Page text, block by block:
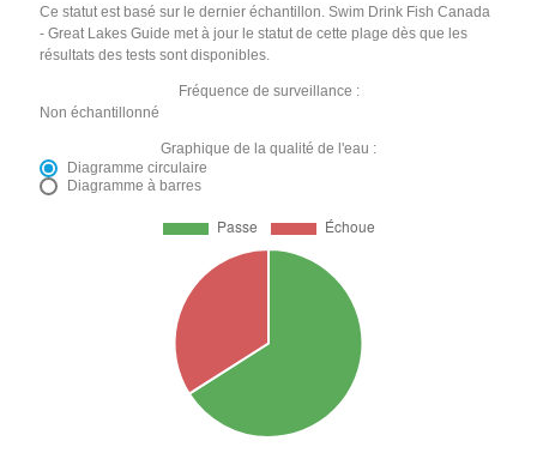
Ce statut est basé sur le dernier échantillon. Swim Drink Fish Canada
- Great Lakes Guide met à jour le statut de cette plage dès que les
résultats des tests sont disponibles.
Fréquence de surveillance :
Non échantillonné
Graphique de la qualité de l'eau :
Diagramme circulaire
Diagramme à barres